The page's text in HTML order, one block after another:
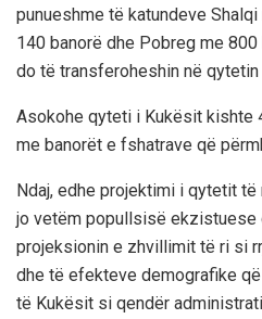
punueshme të katundeve
140 banorë dhe Pobreg me
do të transferoheshin në qytetin
Asokohe qyteti i Kukësit kishte
me banorët e fshatrave që
Ndaj, edhe projektimi i qytetit
jo vetëm popullsisë ekzistuese
projeksionin e zhvillimit të ri si
dhe të efekteve demografike
të Kukësit si qendër